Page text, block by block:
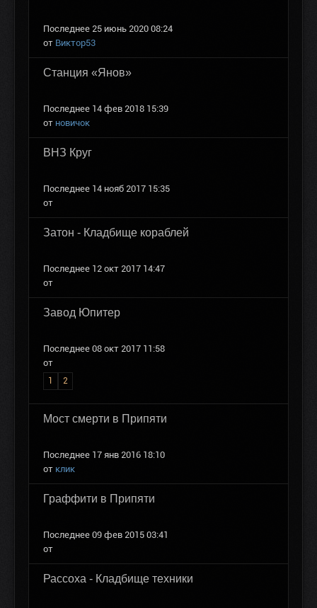
Последнее 25 июнь 2020 08:24
от Виктор53
Станция «Янов»
Последнее 14 фев 2018 15:39
от новичок
ВНЗ Круг
Последнее 14 нояб 2017 15:35
от
Затон - Кладбище кораблей
Последнее 12 окт 2017 14:47
от
Завод Юпитер
Последнее 08 окт 2017 11:58
от
1 2
Мост смерти в Припяти
Последнее 17 янв 2016 18:10
от клик
Граффити в Припяти
Последнее 09 фев 2015 03:41
от
Рассоха - Кладбище техники